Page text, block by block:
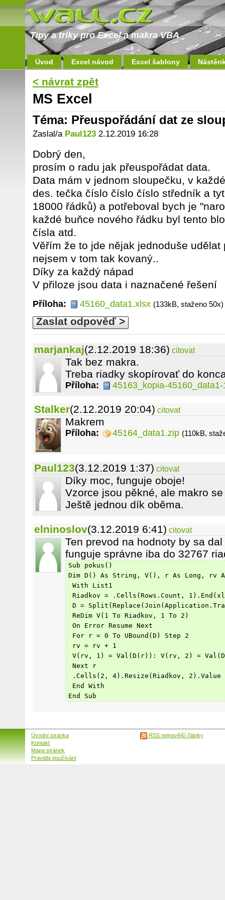
Tipy a triky pro Excel a makra VBA
Úvod Excel návod Excel šablony
< návrat zpět
MS Excel
Téma: Přeuspořádání dat ze
Zaslal/a Paul123 2.12.2019 16:28
Dobrý den,
prosím o radu jak přeuspořádat data.
Data mám v jednom sloupečku, v
des. tečka číslo číslo číslo středník a
18000 řádků) a potřeboval bych je
každé buňce nového řádku byl tento
čísla atd.
Věřím že to jde nějak jednoduše udělat
nejsem v tom tak kovaný..
Díky za každý nápad
V přiloze jsou data i naznačené řešení
Příloha: 45160_data1.xlsx (133kB, staženo 50x)
Zaslat odpověď >
marjankaj(2.12.2019 18:36) citovat
Tak bez makra.
Treba riadky skopírovať do
Příloha: 45163_kopia-
Stalker(2.12.2019 20:04) citovat
Makrem
Příloha: 45164_data1.zip (110kB,
Paul123(3.12.2019 1:37) citovat
Díky moc, funguje oboje!
Vzorce jsou pěkné, ale makro
Ještě jednou dík oběma.
elninoslov(3.12.2019 6:41) citovat
Ten prevod na hodnoty by sa
funguje správne iba do 32767
Sub pokus()
Dim D() As String, V(), r As Long, rv
With List1
Riadkov = .Cells(Rows.Count,
D =
ReDim V(1 To Riadkov, 1 To 2)
On Error Resume Next
For r = 0 To UBound(D) Step 2
rv = rv + 1
V(rv, 1) = Val(D(r)): V(rv, 2) =
Next r
.Cells(2, 4).Resize(Riadkov, 2).Value
End With
End Sub
Úvodní stránka
Kontakt
Mapa stránek
Pravidla používání
RSS nejnovější články